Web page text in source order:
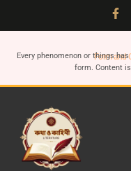
Form and
Every phenomenon or things
form. Content